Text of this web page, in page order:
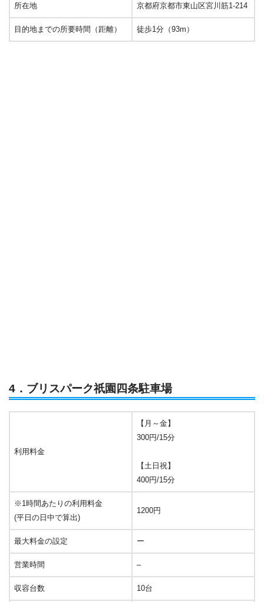
所在地 京都府京都市東山区宮川筋1-214
目的地までの所要時間（距離） 徒歩1分（93m）
4．ブリスパーク祇園四条駐車場
利用料金
【月～金】
300円/15分
【土日祝】
400円/15分
※1時間あたりの利用料金
(平日の日中で算出)
1200円
最大料金の設定 ー
営業時間 –
収容台数 10台